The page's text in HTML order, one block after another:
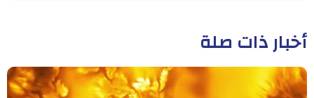
أخبار ذات صلة